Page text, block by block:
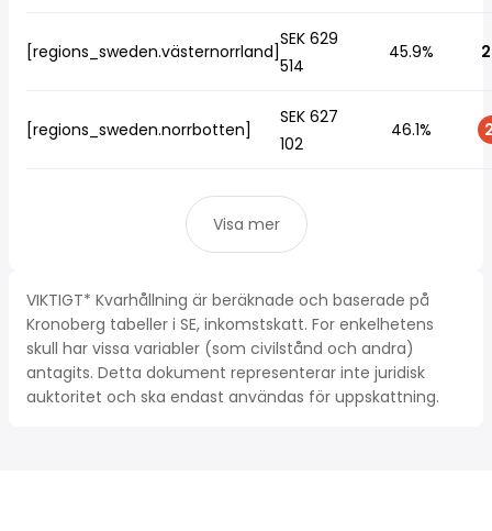
[regions_sweden.västernorrland]
SEK 629
514
45.9%
[regions_sweden.norrbotten]
SEK 627
102
46.1%
Visa mer
VIKTIGT* Kvarhållning är beräknade och baserade på
Kronoberg tabeller i SE, inkomstskatt. For enkelhetens
skull har vissa variabler (som civilstånd och andra)
antagits. Detta dokument representerar inte juridisk
auktoritet och ska endast användas för uppskattning.